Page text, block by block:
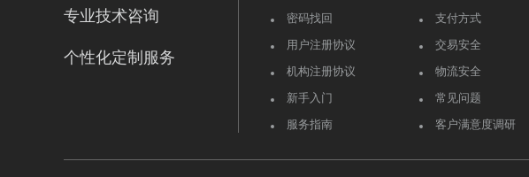
专业技术咨询
个性化定制服务
密码找回
用户注册协议
机构注册协议
新手入门
服务指南
支付方式
交易安全
物流安全
常见问题
客户满意度调研